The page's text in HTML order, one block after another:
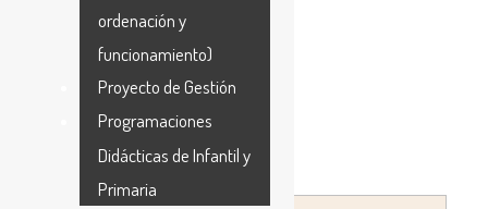
Publicado
ordenación y
funcionamiento)
Proyecto de Gestión
Programaciones
Didácticas de Infantil y
Primaria